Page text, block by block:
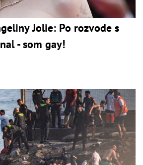
Jolie: Po rozvode s
- som gay!